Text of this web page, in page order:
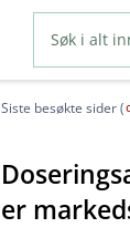
Siste besøkte sider (
er